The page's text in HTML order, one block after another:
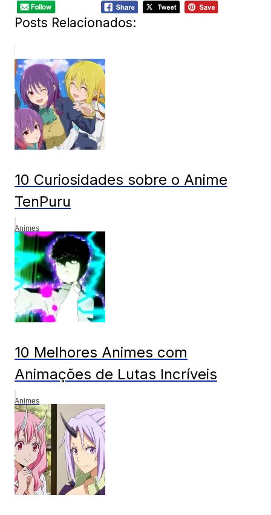
Posts Relacionados:
10 Curiosidades sobre o Anime
TenPuru
Animes
10 Melhores Animes com
Animações de Lutas Incríveis
Animes